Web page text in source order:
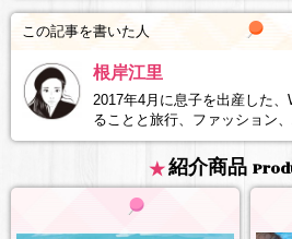
この記事を書いた人
根岸江里
2017年4月に息子を出産した
ることと旅行、ファッション
紹介商品